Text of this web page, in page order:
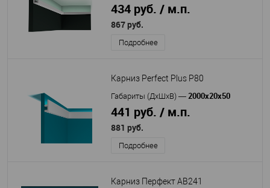
434 руб. / м.п.
867 руб.
Подробнее
Карниз Perfect Plus P80
Габариты (ДхШхВ) — 2000х20х50
441 руб. / м.п.
881 руб.
Подробнее
Карниз Перфект AB241